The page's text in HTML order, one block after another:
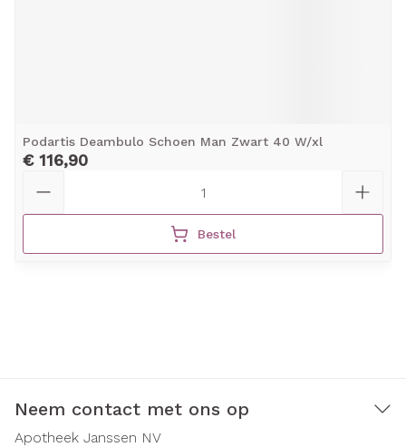
Podartis Deambulo Schoen Man Zwart 40 W/xl
€ 116,90
Bestel
Neem contact met ons op
Apotheek Janssen NV